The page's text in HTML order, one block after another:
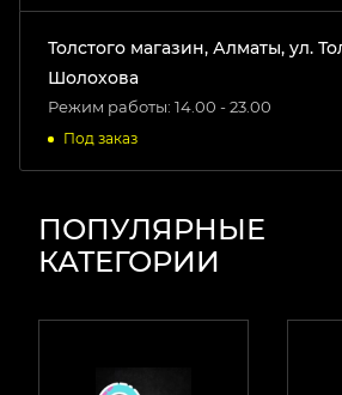
Толстого магазин, Алматы, ул.
Шолохова
Режим работы: 14.00 - 23.00
Под заказ
ПОПУЛЯРНЫЕ
КАТЕГОРИИ